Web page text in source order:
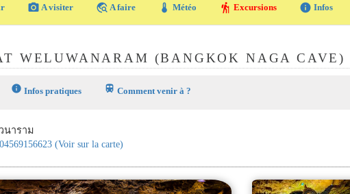
photo_camera A visiter travel_explore A faire thermostat Météo hiking Excursions info Infos
WELUWANARAM (BANGKOK NAGA CAVE)
info Infos pratiques train Comment venir à ?
นาราม
(Voir sur la carte)